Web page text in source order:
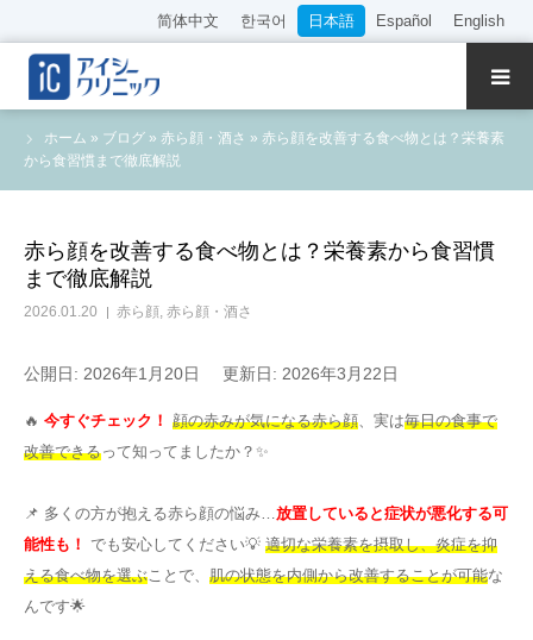
简体中文 한국어 日本語 Español English
ホーム » ブログ » 赤ら顔・酒さ » 赤ら顔を改善する食べ物とは？栄養素
から食習慣まで徹底解説
赤ら顔を改善する食べ物とは？栄養素から食習慣
まで徹底解説
2026.01.20 赤ら顔, 赤ら顔・酒さ
公開日: 2026年1月20日 更新日: 2026年3月22日
🔥 今すぐチェック！ 顔の赤みが気になる赤ら顔、実は毎日の食事で
改善できるって知ってましたか？✨
📌 多くの方が抱える赤ら顔の悩み…放置していると症状が悪化する可
能性も！
でも安心してください💡 適切な栄養素を摂取し、炎症を抑
える食べ物を選ぶことで、 肌の状態を内側から改善することが可能な
んです🌟
クリニック紹介
診療内容
院長・医師の紹介
WEB予約
料金表
採用情報
その他